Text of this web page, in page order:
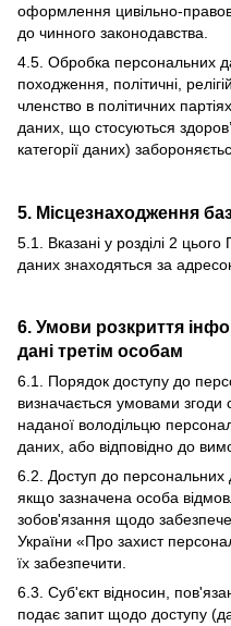
оформлення цивільно-
до чинного законодавства.
4.5. Обробка персональних
походження, політичні,
членство в політичних
даних, що стосуються
категорії даних)
5. Місцезнаходження
5.1. Вказані у розділі 2
даних знаходяться за
6. Умови розкриття
дані третім особам
6.1. Порядок доступу до
визначається умовами згоди
наданої володільцю
даних, або відповідно до
6.2. Доступ до персональних
якщо зазначена особа
зобов'язання щодо
України «Про захист
їх забезпечити.
6.3. Суб'єкт відносин,
подає запит щодо доступу